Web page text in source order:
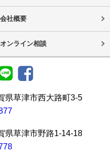
会社概要
オンライン相談
県草津市西大路町3-5
県草津市野路1-14-18